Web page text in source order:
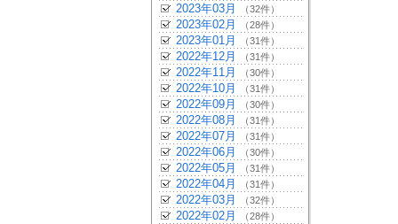
2023年03月 （32件）
2023年02月 （28件）
2023年01月 （31件）
2022年12月 （31件）
2022年11月 （30件）
2022年10月 （31件）
2022年09月 （30件）
2022年08月 （31件）
2022年07月 （31件）
2022年06月 （30件）
2022年05月 （31件）
2022年04月 （31件）
2022年03月 （32件）
2022年02月 （28件）